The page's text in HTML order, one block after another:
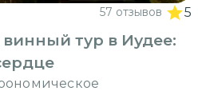
57 отзывов 5
тур в Иудее: